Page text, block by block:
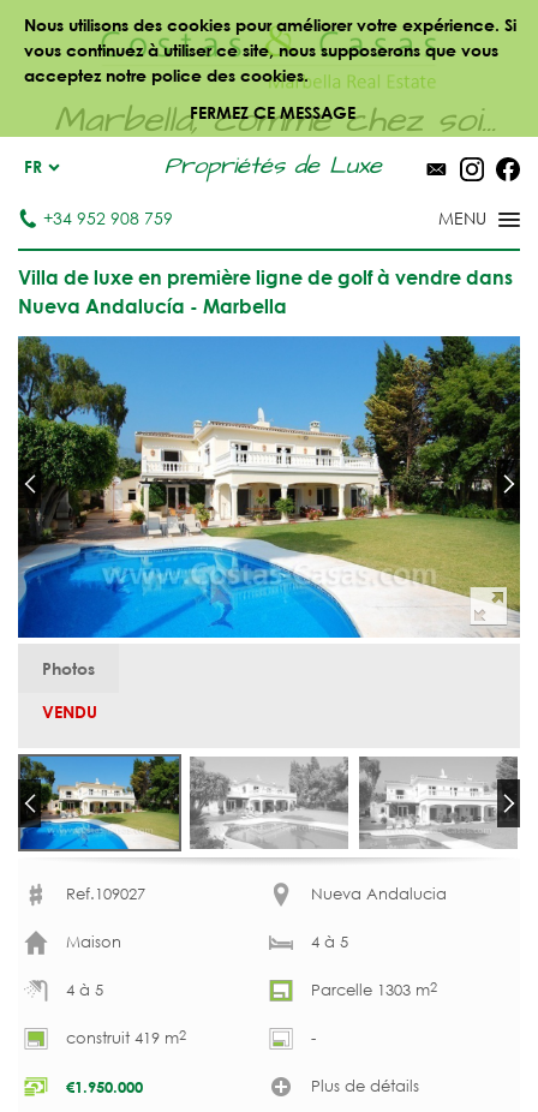
Nous utilisons des cookies pour améliorer votre expérience. Si
vous continuez à utiliser ce site, nous supposerons que vous
acceptez notre police des cookies.
FERMEZ CE MESSAGE
Marbella, comme chez soi...
Propriétés de Luxe
FR
+34 952 908 759
Villa de luxe en première ligne de golf à vendre dans
Nueva Andalucía - Marbella
Photos
VENDU
Ref.109027 Nueva Andalucia
Maison 4 à 5
4 à 5 Parcelle 1303 m2
construit 419 m2 -
€1.950.000 Plus de détails